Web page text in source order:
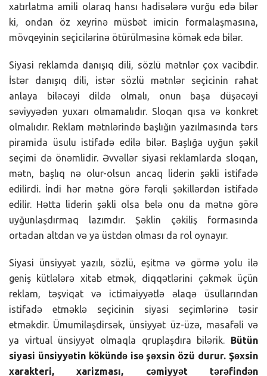
xatırlatma amili olaraq hansı hadisələrə vurğu edə bilər
ki, ondan öz xeyrinə müsbət imicin formalaşmasına,
mövqeyinin seçicilərinə ötürülməsinə kömək edə bilər.
Siyasi reklamda danışıq dili, sözlü mətnlər çox vacibdir.
İstər danışıq dili, istər sözlü mətnlər seçicinin rahat
anlaya biləcəyi dildə olmalı, onun başa düşəcəyi
səviyyədən yuxarı olmamalıdır. Sloqan qısa və konkret
olmalıdır. Reklam mətnlərində başlığın yazılmasında tərs
piramida üsulu istifadə edilə bilər. Başlığa uyğun şəkil
seçimi də önəmlidir. Əvvəllər siyasi reklamlarda sloqan,
mətn, başlıq nə olur-olsun ancaq liderin şəkli istifadə
edilirdi. İndi hər mətnə görə fərqli şəkillərdən istifadə
edilir. Hətta liderin şəkli olsa belə onu da mətnə görə
uyğunlaşdırmaq lazımdır. Şəklin çəkiliş formasında
ortadan altdan və ya üstdən olması da rol oynayır.
Siyasi ünsiyyət yazılı, sözlü, eşitmə və görmə yolu ilə
geniş kütlələrə xitab etmək, diqqətlərini çəkmək üçün
reklam, təşviqat və ictimaiyyətlə əlaqə üsullarından
istifadə etməklə seçicinin siyasi seçimlərinə təsir
etməkdir. Ümumiləşdirsək, ünsiyyət üz-üzə, məsafəli və
ya virtual ünsiyyət olmaqla qruplaşdıra bilərik. Bütün
siyasi ünsiyyətin kökündə isə şəxsin özü durur. Şəxsin
xarakteri, xarizması, cəmiyyət tərəfindən